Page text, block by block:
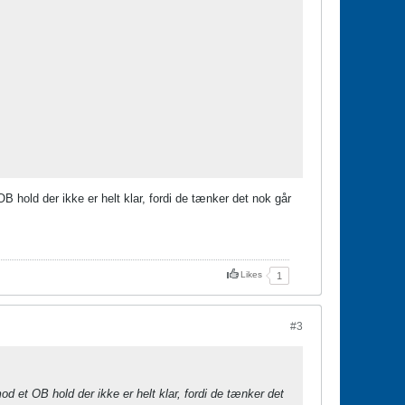
hold der ikke er helt klar, fordi de tænker det nok går
Likes 1
#3
et OB hold der ikke er helt klar, fordi de tænker det